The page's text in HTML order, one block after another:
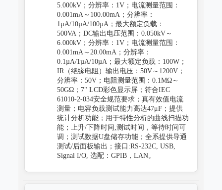
5.000kV；分辨率：1V；电流测量范围：
0.001mA～100.00mA；分辨率：
1µA/10µA/100µA；最大额定负载：
500VA；DC输出电压范围：0.050kV～
6.000kV；分辨率：1V；电流测量范围：
0.001mA～20.00mA；分辨率：
0.1µA/1µA/10µA；最大额定负载：100W；
IR（绝缘电阻）输出电压：50V～1200V；
分辨率：50V；电阻测量范围：0.1MΩ～
50GΩ；7" LCD彩色显示屏；符合IEC
61010-2-034安全规范要求；真有效值电流
测量；电容负载测试能力高达47μF；提供
统计分析功能；用于特性分析的曲线扫描功
能；上升/下降时间,测试时间，等待时间可
调；测试数据U盘储存功能；全系提供导通
测试/后面板输出；接口:RS-232C, USB,
Signal I/O, 选配：GPIB，LAN。